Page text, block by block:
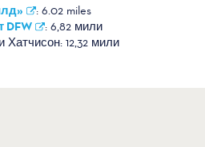
: 6.02 miles
: 6,82 мили
Хатчисон: 12,32 мили